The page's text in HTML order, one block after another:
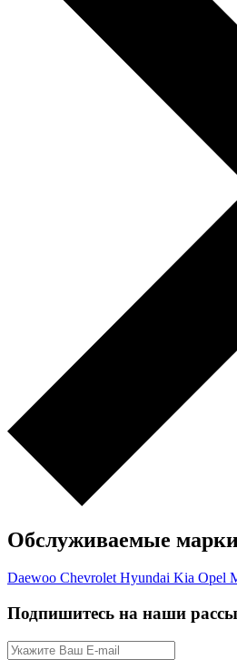
Обслуживаемые
Daewoo Chevrolet Hyundai Kia Opel
Подпишитесь на наши